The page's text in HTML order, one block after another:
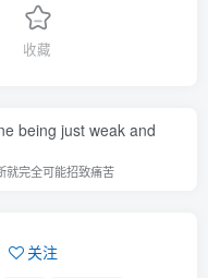
收藏
being just weak and
就完全可能招致痛苦
关注